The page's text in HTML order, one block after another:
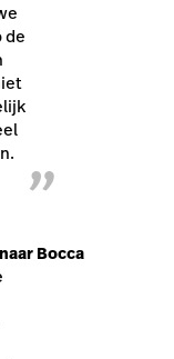
de
”
Bocca